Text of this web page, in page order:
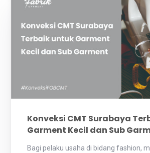
Konveksi CMT Surabaya
Garment Kecil dan Sub
Bagi pelaku usaha di bidang fashion,